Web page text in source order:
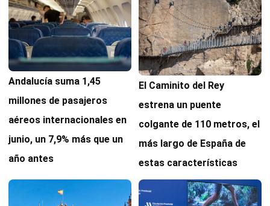
Andalucía suma 1,45
millones de pasajeros
aéreos internacionales en
junio, un 7,9% más que un
año antes
El Caminito del Rey
estrena un puente
colgante de 110 metros, el
más largo de España de
estas características